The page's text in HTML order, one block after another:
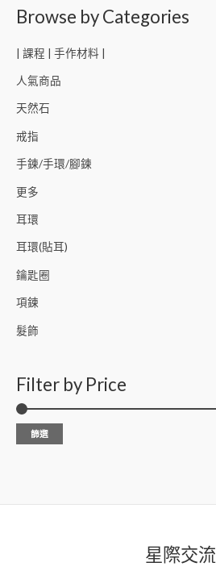
Browse by Categories
| 課程 | 手作材料 |
人氣商品
天然石
戒指
手鍊/手環/腳鍊
更多
耳環
耳環(貼耳)
鑰匙圈
項鍊
髮飾
Filter by Price
篩選
星際交流